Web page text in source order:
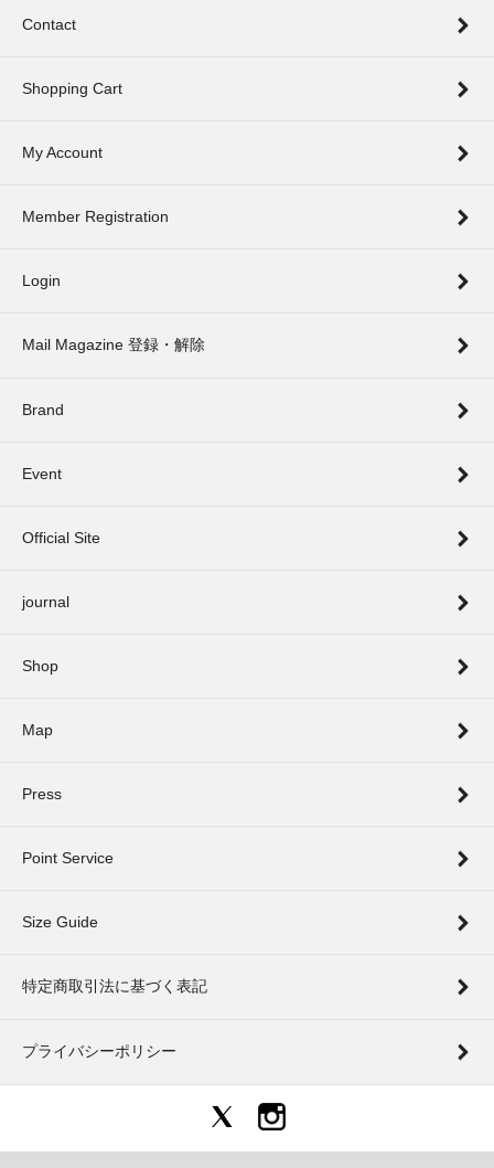
Contact
Shopping Cart
My Account
Member Registration
Login
Mail Magazine 登録・解除
Brand
Event
Official Site
journal
Shop
Map
Press
Point Service
Size Guide
特定商取引法に基づく表記
プライバシーポリシー